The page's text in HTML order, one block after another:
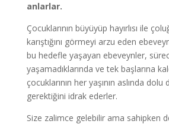
anlarlar.
Çocuklarının büyüyüp hayırlısı ile
karıştığını görmeyi arzu eden
bu hedefle yaşayan ebeveynler,
yaşamadıklarında ve tek başlarına
çocuklarının her yaşının aslında dolu
gerektiğini idrak ederler.
Size zalimce gelebilir ama sahipken